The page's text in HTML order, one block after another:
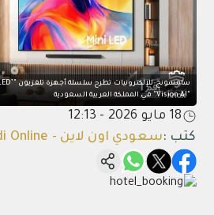
18 مايو 2026 - 12:13
كتب :سعودي اون لاين - Saudi Online